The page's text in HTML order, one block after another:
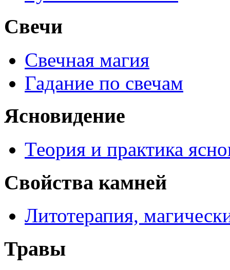
Свечи
Свечная магия
Гадание по свечам
Ясновидение
Теория и практика
Свойства камней
Литотерапия,
Травы